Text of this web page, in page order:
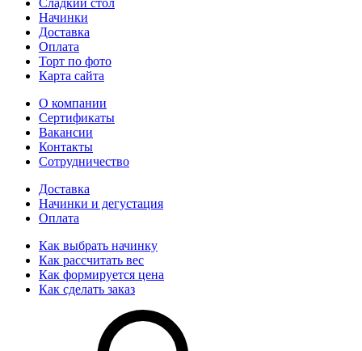
Сладкий стол
Начинки
Доставка
Оплата
Торт по фото
Карта сайта
О компании
Сертификаты
Вакансии
Контакты
Сотрудничество
Доставка
Начинки и дегустация
Оплата
Как выбрать начинку
Как рассчитать вес
Как формируется цена
Как сделать заказ